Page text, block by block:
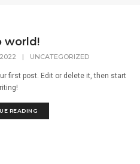
world!
| UNCATEGORIZED
first post. Edit or delete it, then start
READING